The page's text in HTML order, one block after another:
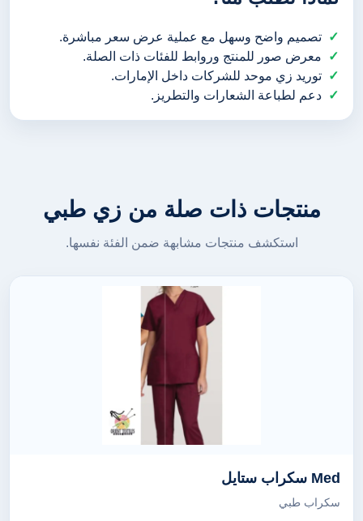
تصميم واضح وسهل مع عملية عرض سعر مباشرة.
معرض صور للمنتج وروابط للفئات ذات الصلة.
توريد زي موحد للشركات داخل الإمارات.
دعم لطباعة الشعارات والتطريز.
منتجات ذات صلة من زي طبي
استكشف منتجات مشابهة ضمن الفئة نفسها.
Med سكراب ستايل
سكراب طبي